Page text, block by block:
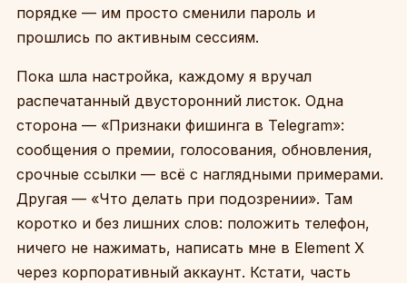
порядке — им просто сменили пароль и
прошлись по активным сессиям.
Пока шла настройка, каждому я вручал
распечатанный двусторонний листок. Одна
сторона — «Признаки фишинга в Telegram»:
сообщения о премии, голосования, обновления,
срочные ссылки — всё с наглядными примерами.
Другая — «Что делать при подозрении». Там
коротко и без лишних слов: положить телефон,
ничего не нажимать, написать мне в Element X
через корпоративный аккаунт. Кстати, часть